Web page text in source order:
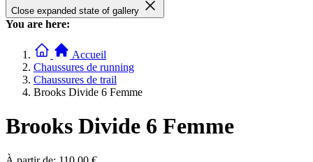
Close expanded state of gallery
You are here:
Accueil
Chaussures de running
Chaussures de trail
Brooks Divide 6 Femme
Brooks Divide 6 Femme